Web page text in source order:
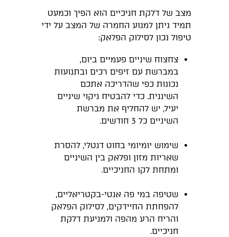
מצב של דלקת חניכיים הוא הפיך וכמעט
תמיד ניתן למנוע החמרה של המצב על ידי
טיפול נכון לסילוק הפלאק:
צחצוח שיניים פעמיים ביום,
במברשת עם זיפים רכים ובתנועות
נכונות כפי שהדריכה אתכם
השיננית. כדי להבטיח ניקוי שיניים
יעיל, יש להחליף את מברשת
השיניים כל 3 חודשים.
שימוש יומיומי בחוט דנטלי, להסרת
שאריות מזון ופלאק בין השיניים
ומתחת לקו החניכיים.
שטיפה במי פה אנטי-בקטריאליים,
להפחתת החיידקים, לסילוק הפלאק
והריח הרע מהפה ולמניעת דלקת
חניכיים.